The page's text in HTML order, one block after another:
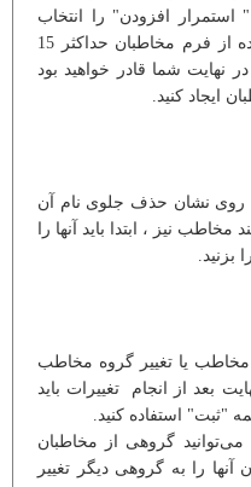
افزودن" را انتخاب
کنید.توجه داشته باشید که با استفاده از فرم مخاطبان حداکثر 15
نهایت شما قادر خواهید بود
نشان حذف جلوی نام آن
نیز ، ابتدا باید آنها را
مخاطب یا تغییر گروه مخاطب
بعد از انجام تغییرات باید
"ثبت" استفاده کنید.
می‌توانید گروهی از مخاطبان
را به گروهی دیگر تغییر